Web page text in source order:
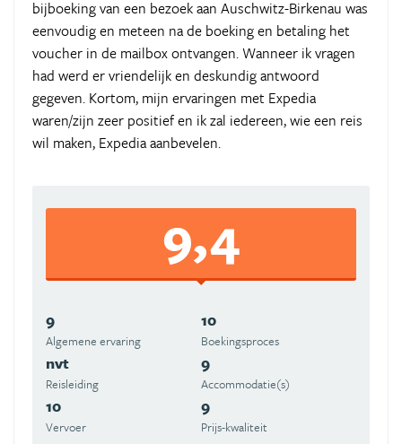
bijboeking van een bezoek aan Auschwitz-Birkenau was
eenvoudig en meteen na de boeking en betaling het
voucher in de mailbox ontvangen. Wanneer ik vragen
had werd er vriendelijk en deskundig antwoord
gegeven. Kortom, mijn ervaringen met Expedia
waren/zijn zeer positief en ik zal iedereen, wie een reis
wil maken, Expedia aanbevelen.
9,4
9
Algemene ervaring
10
Boekingsproces
nvt
Reisleiding
9
Accommodatie(s)
10
Vervoer
9
Prijs-kwaliteit